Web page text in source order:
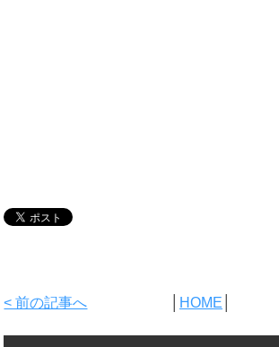
< 前の記事へ HOME